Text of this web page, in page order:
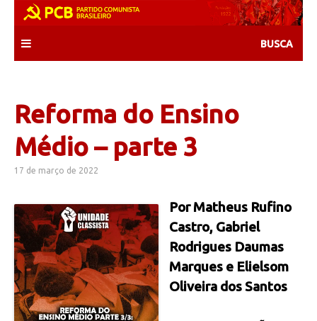
content
Reforma do Ensino
Médio – parte 3
17 de março de 2022
Por Matheus Rufino
Castro, Gabriel
Rodrigues Daumas
Marques e Elielsom
Oliveira dos Santos